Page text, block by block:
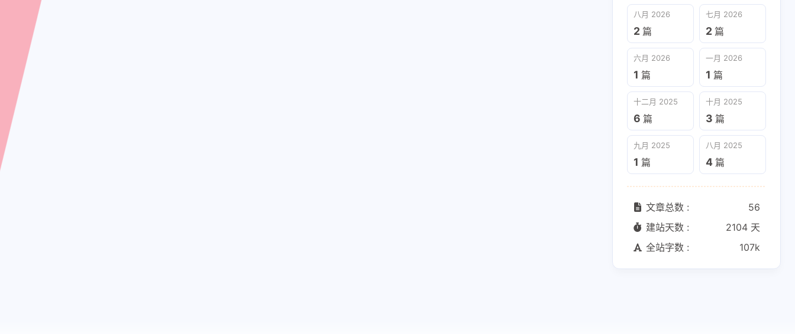
八月 2026
2 篇
七月 2026
2 篇
六月 2026
1 篇
一月 2026
1 篇
十二月 2025
6 篇
十月 2025
3 篇
九月 2025
1 篇
八月 2025
4 篇
文章总数 :
56
建站天数 :
2104 天
全站字数 :
107k